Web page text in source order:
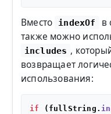
Вместо indexOf
в
также можно
includes ,
возвращает
использования:
if (fullString.